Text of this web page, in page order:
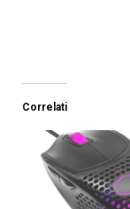
Correlati